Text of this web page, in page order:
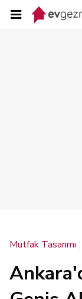
Mutfak Tasarımı